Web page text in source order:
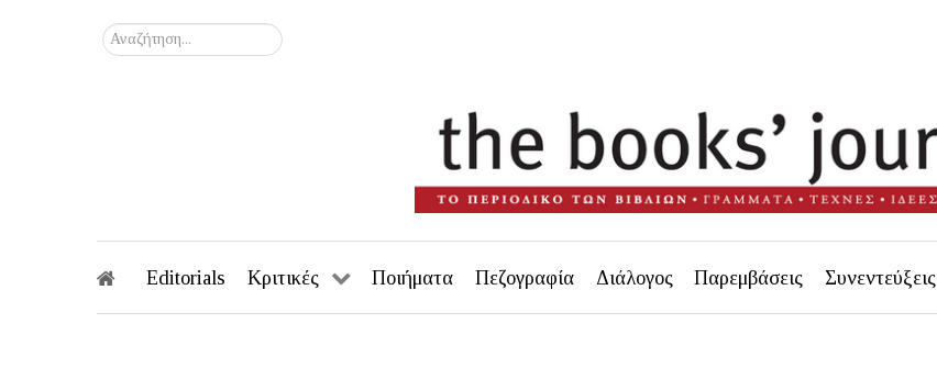
Αναζήτηση...
Editorials Κριτικές Ποιήματα Πεζογραφία Διάλογος Παρεμβάσεις Συνεντεύξεις